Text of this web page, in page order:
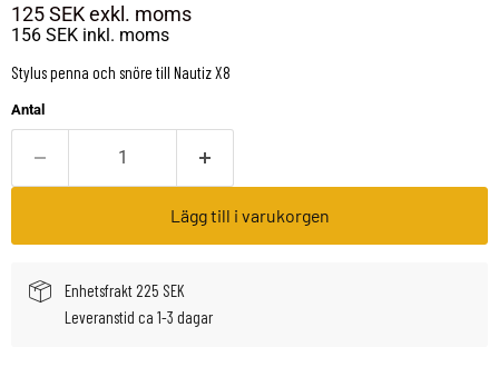
125 SEKexkl. moms
156 SEK inkl. moms
Stylus penna och snöre till Nautiz X8
Antal
Lägg till i varukorgen
Enhetsfrakt 225 SEK
Leveranstid ca 1-3 dagar